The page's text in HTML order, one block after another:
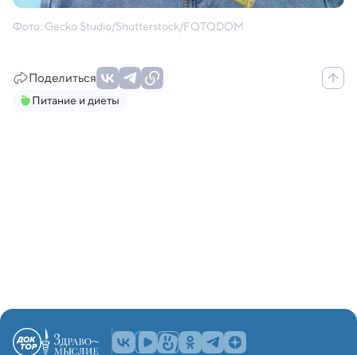
Фото: Gecko Studio/Shutterstock/FOTODOM
Поделиться
Питание и диеты